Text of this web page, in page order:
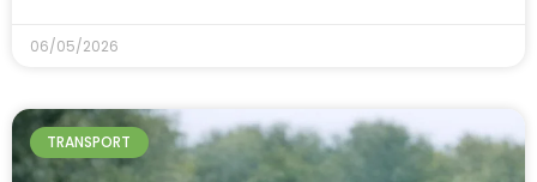
06/05/2026
TRANSPORT